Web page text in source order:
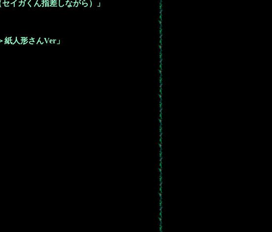
イガくん指差しながら）」
人形さんVer」